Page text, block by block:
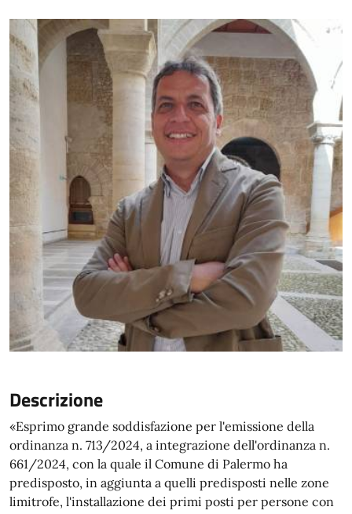
Descrizione
«Esprimo grande soddisfazione per l'emissione della
ordinanza n. 713/2024, a integrazione dell'ordinanza n.
661/2024, con la quale il Comune di Palermo ha
predisposto, in aggiunta a quelli predisposti nelle zone
limitrofe, l'installazione dei primi posti per persone con